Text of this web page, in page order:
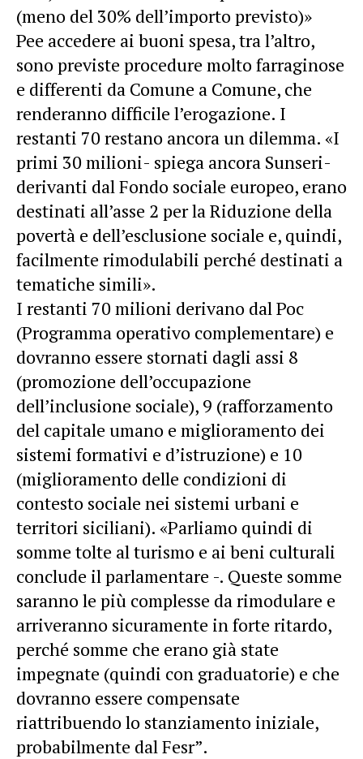
(meno del 30% dell’importo previsto)»
Pee accedere ai buoni spesa, tra l’altro,
sono previste procedure molto farraginose
e differenti da Comune a Comune, che
renderanno difficile l’erogazione. I
restanti 70 restano ancora un dilemma. «I
primi 30 milioni- spiega ancora Sunseri-
derivanti dal Fondo sociale europeo, erano
destinati all’asse 2 per la Riduzione della
povertà e dell’esclusione sociale e, quindi,
facilmente rimodulabili perché destinati a
tematiche simili».
I restanti 70 milioni derivano dal Poc
(Programma operativo complementare) e
dovranno essere stornati dagli assi 8
(promozione dell’occupazione
dell’inclusione sociale), 9 (rafforzamento
del capitale umano e miglioramento dei
sistemi formativi e d’istruzione) e 10
(miglioramento delle condizioni di
contesto sociale nei sistemi urbani e
territori siciliani). «Parliamo quindi di
somme tolte al turismo e ai beni culturali
conclude il parlamentare -. Queste somme
saranno le più complesse da rimodulare e
arriveranno sicuramente in forte ritardo,
perché somme che erano già state
impegnate (quindi con graduatorie) e che
dovranno essere compensate
riattribuendo lo stanziamento iniziale,
probabilmente dal Fesr”.